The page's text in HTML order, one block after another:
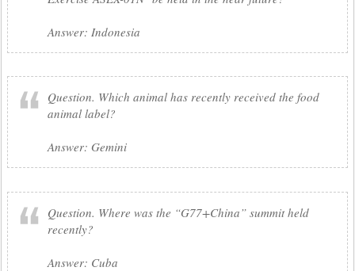
Answer: Indonesia
Question. Which animal has recently received the food
animal label?
Answer: Gemini
Question. Where was the “G77+China” summit held
recently?
Answer: Cuba